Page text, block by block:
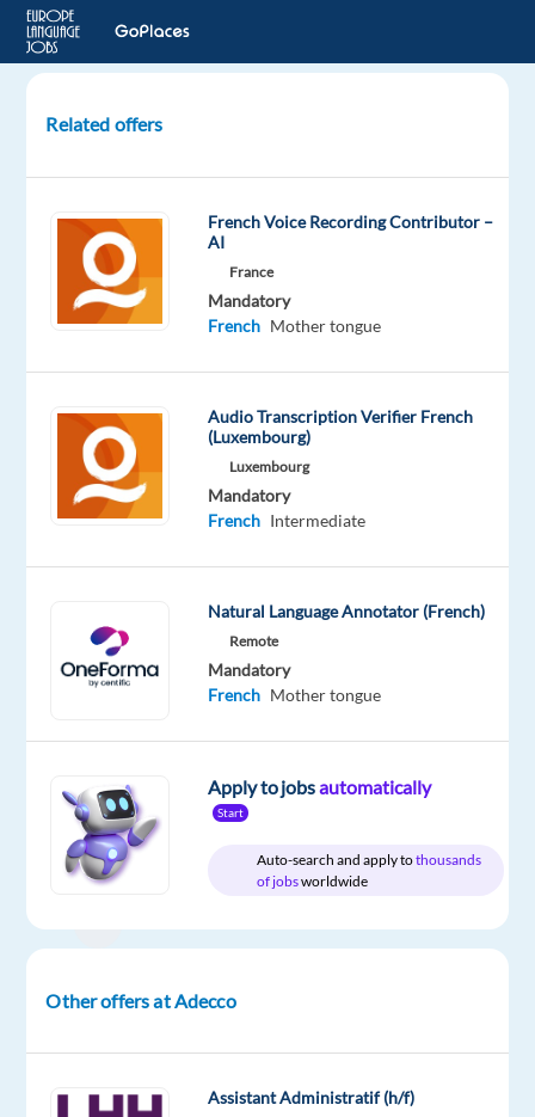
Responsable
rayon
H/F
CROZON,
Mandatory
French
Proficiency
This
available
anymore.
Check
other
with
French
Full
Level
Related offers
French Voice Recording Contributor –
AI
France
Mandatory
French Mother tongue
Audio Transcription Verifier French
(Luxembourg)
Luxembourg
Mandatory
French Intermediate
Natural Language Annotator (French)
Remote
Mandatory
French Mother tongue
Apply to jobsautomatically
Start
Auto-search and apply tothousands
of jobsworldwide
Other offers at Adecco
Assistant Administratif (h/f)